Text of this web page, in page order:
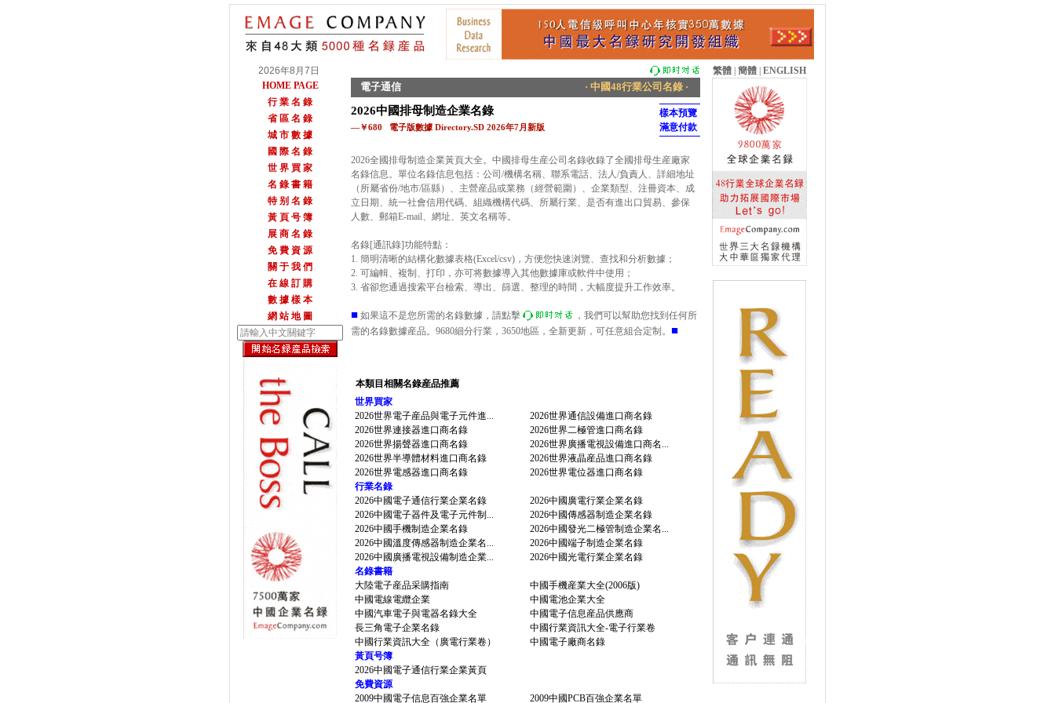
2026年8月7日 繁體 簡體 ENGLISH
HOME PAGE
行 業 名 錄
省 區 名 錄
城 市 數 據
國 際 名 錄
世 界 買 家
名 錄 書 籍
特 别 名 錄
黃 頁 号 簿
展 商 名 錄
免 費 資 源
關 于 我 們
在 線 訂 購
數 據 樣 本
網 站 地 圖
電子通信 · 中國48行業公司名錄 ·
2026中國排母制造企業名錄
—￥680 電子版數據 Directory.SD 2026年7月新版
樣本預覽
滿意付款
2026全國排母制造企業黃頁大全。中國排母生産公司名錄收錄了全國排母生産廠家
名錄信息。單位名錄信息包括：公司/機構名稱、聯系電話、法人/負責人、詳細地址
（所屬省份/地市/區縣）、主營産品或業務（經營範圍）、企業類型、注冊資本、成
立日期、統一社會信用代碼、組織機構代碼、所屬行業、是否有進出口貿易、參保
人數、郵箱E-mail、網址、英文名稱等。
名錄[通訊錄]功能特點：
1. 簡明清晰的結構化數據表格(Excel/csv)，方便您快速浏覽、查找和分析數據；
2. 可編輯、複制、打印，亦可将數據導入其他數據庫或軟件中使用；
3. 省卻您通過搜索平台檢索、導出、篩選、整理的時間，大幅度提升工作效率。
■ 如果這不是您所需的名錄數據，請點擊
，我們可以幫助您找到任何所
需的名錄數據産品。9680細分行業，3650地區，全新更新，可任意組合定制。 ■
本類目相關名錄産品推薦
世界買家
2026世界電子産品與電子元件進...
2026世界通信設備進口商名錄
2026世界連接器進口商名錄
2026世界二極管進口商名錄
2026世界揚聲器進口商名錄
2026世界廣播電視設備進口商名...
2026世界半導體材料進口商名錄
2026世界液晶産品進口商名錄
2026世界電感器進口商名錄
2026世界電位器進口商名錄
行業名錄
2026中國電子通信行業企業名錄
2026中國廣電行業企業名錄
2026中國電子器件及電子元件制...
2026中國傳感器制造企業名錄
2026中國手機制造企業名錄
2026中國發光二極管制造企業名...
2026中國溫度傳感器制造企業名...
2026中國端子制造企業名錄
2026中國廣播電視設備制造企業...
2026中國光電行業企業名錄
名錄書籍
大陸電子産品采購指南
中國手機産業大全(2006版)
中國電線電纜企業
中國電池企業大全
中國汽車電子與電器名錄大全
中國電子信息産品供應商
長三角電子企業名錄
中國行業資訊大全-電子行業卷
中國行業資訊大全（廣電行業卷）
中國電子廠商名錄
黃頁号簿
2026中國電子通信行業企業黃頁
免費資源
2009中國電子信息百強企業名單
2009中國PCB百強企業名單